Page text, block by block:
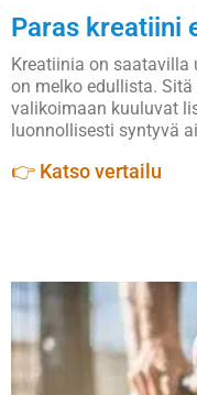
Paras kreatiini
Kreatiinia on
on melko edullista.
valikoimaan kuuluvat
luonnollisesti syntyvä
👉 Katso vertailu